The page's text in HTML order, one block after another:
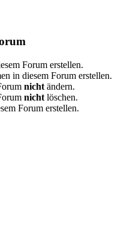
Forum erstellen.
in diesem Forum erstellen.
nicht ändern.
nicht löschen.
Forum erstellen.